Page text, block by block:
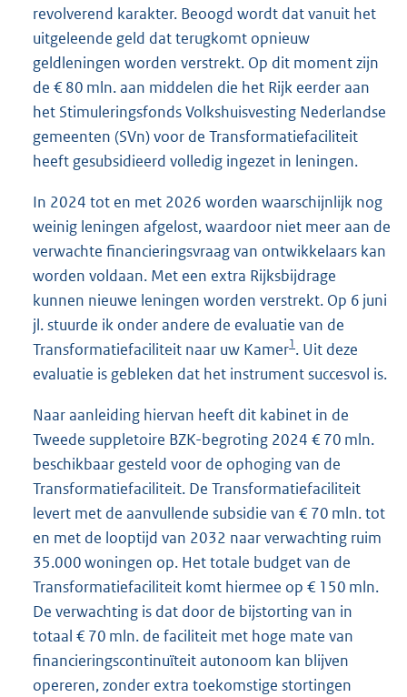
revolverend karakter. Beoogd wordt dat vanuit het
uitgeleende geld dat terugkomt opnieuw
geldleningen worden verstrekt. Op dit moment zijn
de € 80 mln. aan middelen die het Rijk eerder aan
het Stimuleringsfonds Volkshuisvesting Nederlandse
gemeenten (SVn) voor de Transformatiefaciliteit
heeft gesubsidieerd volledig ingezet in leningen.
In 2024 tot en met 2026 worden waarschijnlijk nog
weinig leningen afgelost, waardoor niet meer aan de
verwachte financieringsvraag van ontwikkelaars kan
worden voldaan. Met een extra Rijksbijdrage
kunnen nieuwe leningen worden verstrekt. Op 6 juni
jl. stuurde ik onder andere de evaluatie van de
Transformatiefaciliteit naar uw Kamer1. Uit deze
evaluatie is gebleken dat het instrument succesvol is.
Naar aanleiding hiervan heeft dit kabinet in de
Tweede suppletoire BZK-begroting 2024 € 70 mln.
beschikbaar gesteld voor de ophoging van de
Transformatiefaciliteit. De Transformatiefaciliteit
levert met de aanvullende subsidie van € 70 mln. tot
en met de looptijd van 2032 naar verwachting ruim
35.000 woningen op. Het totale budget van de
Transformatiefaciliteit komt hiermee op € 150 mln.
De verwachting is dat door de bijstorting van in
totaal € 70 mln. de faciliteit met hoge mate van
financieringscontinuïteit autonoom kan blijven
opereren, zonder extra toekomstige stortingen